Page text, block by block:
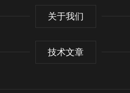
关于我们
技术文章